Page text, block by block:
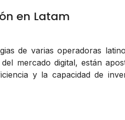
en Latam
de varias operadoras
mercado digital, están
y la capacidad de